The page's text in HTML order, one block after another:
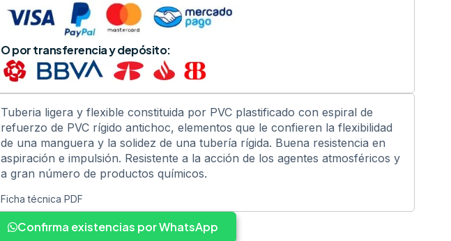
O por transferencia y depósito:
Tuberia ligera y flexible constituida por PVC plastificado con espiral de
refuerzo de PVC rígido antichoc, elementos que le confieren la flexibilidad
de una manguera y la solidez de una tubería rígida. Buena resistencia en
aspiración e impulsión. Resistente a la acción de los agentes atmosféricos y
a gran número de productos químicos.
Ficha técnica PDF
Confirma existencias por WhatsApp